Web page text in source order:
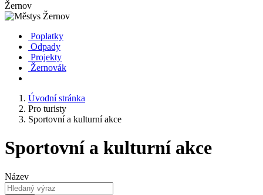
Žernov
Poplatky
Odpady
Projekty
Žernovák
Úvodní stránka
Pro turisty
Sportovní a kulturní akce
Sportovní a kulturní akce
Název